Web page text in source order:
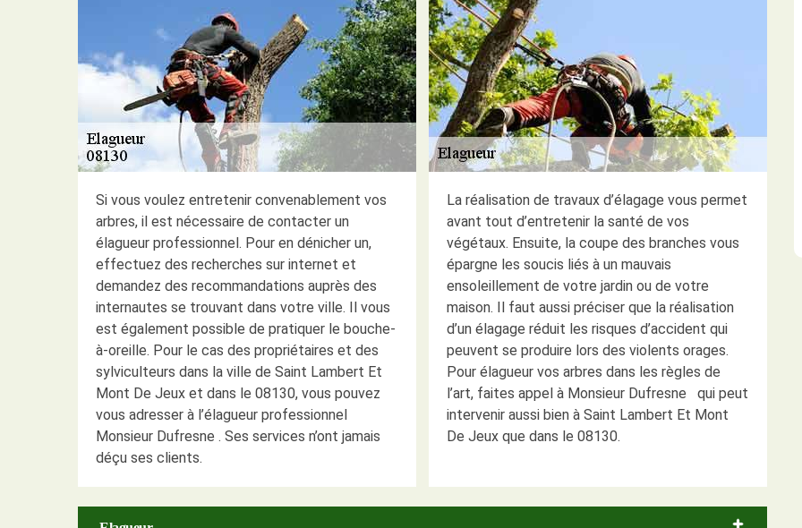
Si vous voulez entretenir convenablement vos
arbres, il est nécessaire de contacter un
élagueur professionnel. Pour en dénicher un,
effectuez des recherches sur internet et
demandez des recommandations auprès des
internautes se trouvant dans votre ville. Il vous
est également possible de pratiquer le bouche-
à-oreille. Pour le cas des propriétaires et des
sylviculteurs dans la ville de Saint Lambert Et
Mont De Jeux et dans le 08130, vous pouvez
vous adresser à l’élagueur professionnel
Monsieur Dufresne . Ses services n’ont jamais
déçu ses clients.
La réalisation de travaux d’élagage vous permet
avant tout d’entretenir la santé de vos
végétaux. Ensuite, la coupe des branches vous
épargne les soucis liés à un mauvais
ensoleillement de votre jardin ou de votre
maison. Il faut aussi préciser que la réalisation
d’un élagage réduit les risques d’accident qui
peuvent se produire lors des violents orages.
Pour élagueur vos arbres dans les règles de
l’art, faites appel à Monsieur Dufresne qui peut
intervenir aussi bien à Saint Lambert Et Mont
De Jeux que dans le 08130.